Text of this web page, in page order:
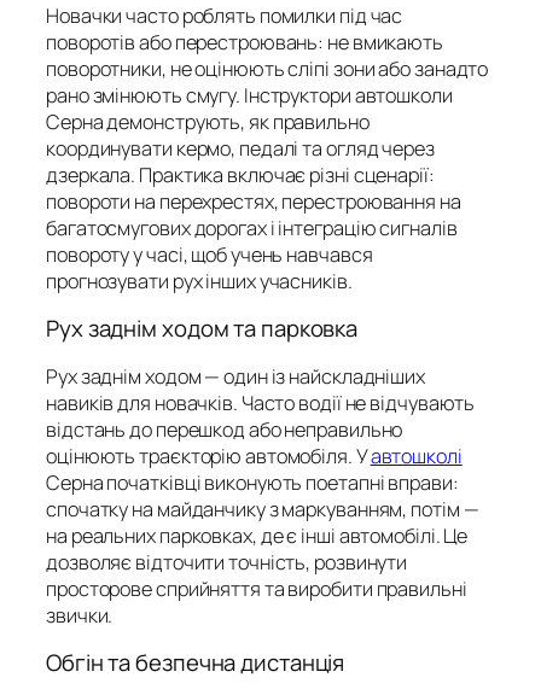
Новачки часто роблять помилки під час
поворотів або перестроювань: не вмикають
поворотники, не оцінюють сліпі зони або занадто
рано змінюють смугу. Інструктори автошколи
Серна демонструють, як правильно
координувати кермо, педалі та огляд через
дзеркала. Практика включає різні сценарії:
повороти на перехрестях, перестроювання на
багатосмугових дорогах і інтеграцію сигналів
повороту у часі, щоб учень навчався
прогнозувати рух інших учасників.
Рух заднім ходом та парковка
Рух заднім ходом — один із найскладніших
навиків для новачків. Часто водії не відчувають
відстань до перешкод або неправильно
оцінюють траєкторію автомобіля. Уавтошколі
Серна початківці виконують поетапні вправи:
спочатку на майданчику з маркуванням, потім —
на реальних парковках, де є інші автомобілі. Це
дозволяє відточити точність, розвинути
просторове сприйняття та виробити правильні
звички.
Обгін та безпечна дистанція